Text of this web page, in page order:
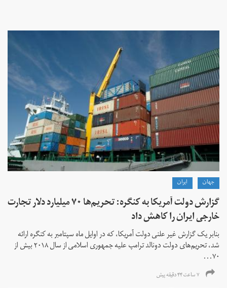
جهان ايران
گزارش دولت آمریکا به کنگره: تحریم‌ها ۷۰ میلیارد دلار تجارت
خارجی ایران را کاهش داد
بنابر یک گزارش غیر علنی دولت آمریکا، که در اوایل ماه سپتامبر به کنگره ارائه
شد، تحریم‌های دولت دونالد ترامپ علیه جمهوری اسلامی از سال ۲۰۱۸ بیش از
۷۰...
۷ ساعت ۴۴ دقیقه پیش